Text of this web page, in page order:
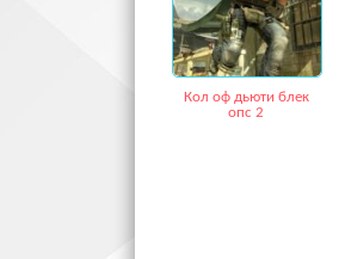
Кол оф дьюти блек
опс 2